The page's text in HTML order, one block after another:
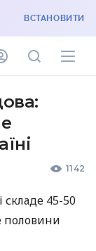
ВСТАНОВИТИ
1142
складе 45-50
половини